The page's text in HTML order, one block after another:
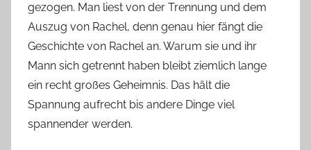
gezogen. Man liest von der Trennung und dem
Auszug von Rachel, denn genau hier fängt die
Geschichte von Rachel an. Warum sie und ihr
Mann sich getrennt haben bleibt ziemlich lange
ein recht großes Geheimnis. Das hält die
Spannung aufrecht bis andere Dinge viel
spannender werden.